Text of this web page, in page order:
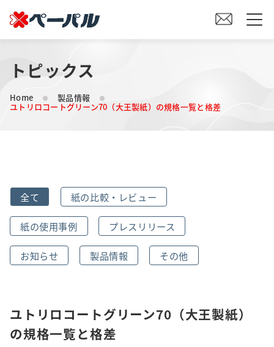
HOME
初めての方へ
会社案内
事業内容
トピックス
トピックス
Home 製品情報
ユトリロコートグリーン70（大王製紙）の規格一覧と格差
全て 紙の比較・レビュー
紙の使用事例 プレスリリース
お知らせ 製品情報 その他
ユトリロコートグリーン70（大王製紙）
の規格一覧と格差